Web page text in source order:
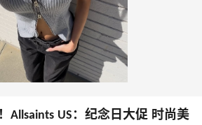
Allsaints US：纪念日大促 时尚美